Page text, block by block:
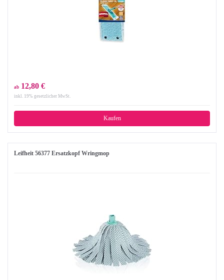
ab 12,80 €
inkl. 19% gesetzlicher MwSt.
Kaufen
Leifheit 56377 Ersatzkopf Wringmop